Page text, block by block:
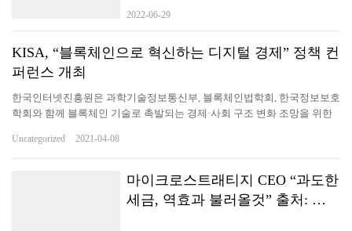
2022-06-29
KISA, “블록체인으로 혁신하는 디지털 경제” 정책 컨
퍼런스 개최
한국인터넷진흥원은 과학기술정보통신부, 블록체인법학회, 한국정보보호
학회와 함께 블록체인 기술로 촉발되는 경제·사회 구조 변화 조망을 위한
에서 개최된 “블록체인으로 혁신하는 디지털 경제”정책 컨퍼런스에서 이
울 한국광고문화회관에서 개최된 “블록체인으로 혁신하는 디지털 경
제”정책 컨퍼런스에서 이원태 한국인터넷진흥원장이 개회사를 하고 있다.
사진/KISA 최근 급속한 비대면화에 따라 다양한 융합기술 개발의 필요성
Uncategorized 2021-04-08
마이크로스트래티지 CEO “과도한
세금, 역효과 불러올것” 출처: 조